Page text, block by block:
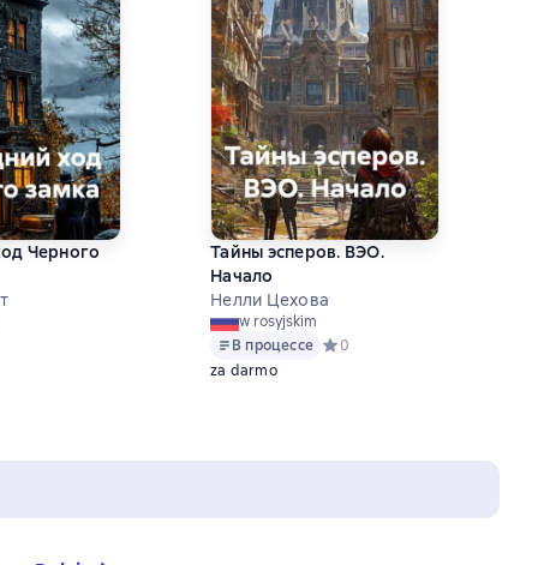
Черного
рейтинг 0 на основе 0 оценок
Тайны эсперов. ВЭО.
Начало
Нелли Цехова
w rosyjskim
В процессе Средний рейтинг 0 на основе
0
za darmo